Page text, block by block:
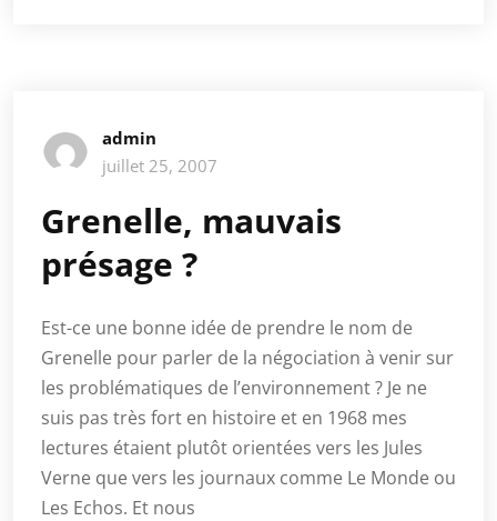
admin
juillet 25, 2007
Grenelle, mauvais
présage ?
Est-ce une bonne idée de prendre le nom de
Grenelle pour parler de la négociation à venir sur
les problématiques de l’environnement ? Je ne
suis pas très fort en histoire et en 1968 mes
lectures étaient plutôt orientées vers les Jules
Verne que vers les journaux comme Le Monde ou
Les Echos. Et nous